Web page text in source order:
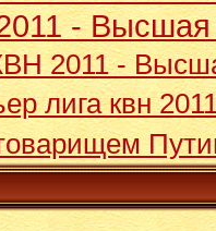
- Высшая
2011 -
лига квн